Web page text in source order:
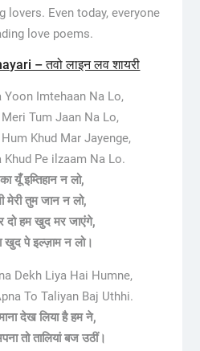
lovers. Even today, everyone
love poems.
– तवो लाइन लव शायरी
Yoon Imtehaan Na Lo,
Tum Jaan Na Lo,
Khud Mar Jayenge,
Pe ilzaam Na Lo.
यूँ इम्तिहान न लो,
तुम जान न लो,
दो हम खुद मर जाएंगे,
खुद पे इल्ज़ाम न लो।
Dekh Liya Hai Humne,
To Taliyan Baj Uthhi.
देख लिया है हम ने,​
तो तालियां बज उठीं​।